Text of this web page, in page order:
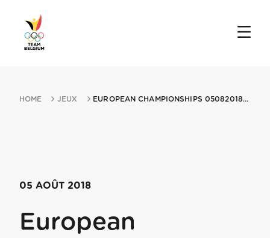
HOME JEUX EUROPEAN CHAMPIONSHIPS 05082018 GLASGOW
05 AOÛT 2018
European